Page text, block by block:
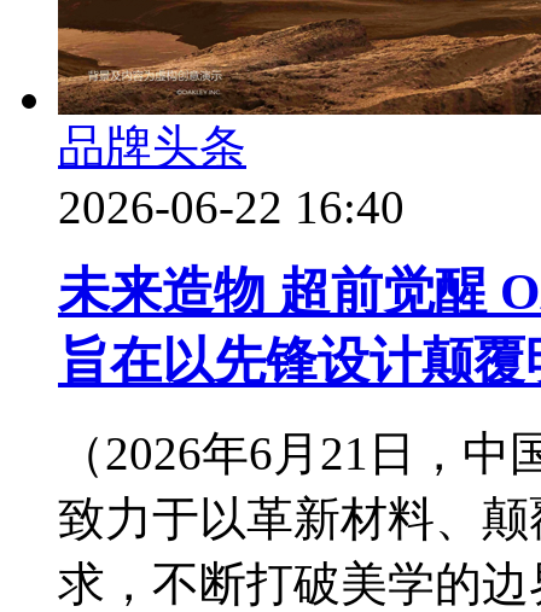
品牌头条
2026-06-22 16:40
未来造物 超前觉醒
旨在以先锋设计颠
（2026年6月21日，
致力于以革新材料、
求，不断打破美学的